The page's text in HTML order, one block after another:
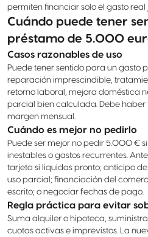
permiten financiar solo el gasto real
Cuándo puede tener
préstamo de 5.000
Casos razonables de uso
Puede tener sentido para un gasto
reparación imprescindible,
retorno laboral, mejora doméstica
parcial bien calculada. Debe
margen mensual.
Cuándo es mejor no pedirlo
Puede ser mejor no pedir 5.000 €
inestables o gastos recurrentes.
tarjeta si liquidas pronto; anticipo
uso parcial; financiación del
escrito; o negociar fechas de pago.
Regla práctica para evitar
Suma alquiler o hipoteca,
cuotas activas e imprevistos. La